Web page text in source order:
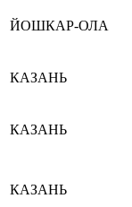
ЙОШКАР-ОЛА
КАЗАНЬ
КАЗАНЬ
КАЗАНЬ